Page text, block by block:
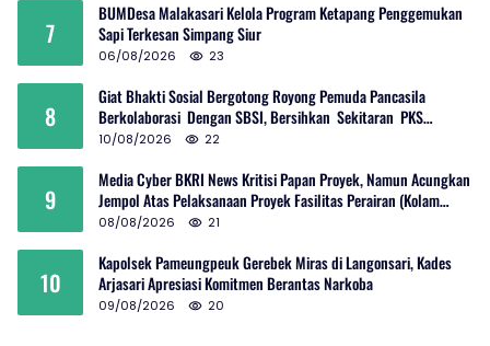
7
BUMDesa Malakasari Kelola Program Ketapang Penggemukan
Sapi Terkesan Simpang Siur
06/08/2026 23
8
Giat Bhakti Sosial Bergotong Royong Pemuda Pancasila
Berkolaborasi Dengan SBSI, Bersihkan Sekitaran PKS
Rambutan Dan Jalan Umum
10/08/2026 22
9
Media Cyber BKRI News Kritisi Papan Proyek, Namun Acungkan
Jempol Atas Pelaksanaan Proyek Fasilitas Perairan (Kolam
Labuh) PP Jayanti
08/08/2026 21
10
Kapolsek Pameungpeuk Gerebek Miras di Langonsari, Kades
Arjasari Apresiasi Komitmen Berantas Narkoba
09/08/2026 20